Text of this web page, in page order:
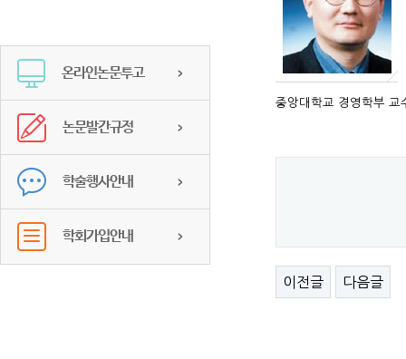
온라인논문투고
논문발간규정
학술행사안내
학회가입안내
중앙대학교 경영학부 교
이전글 다음글